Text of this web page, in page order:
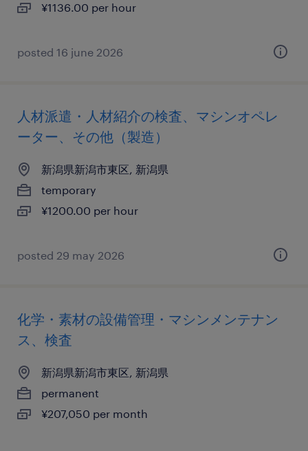
¥1136.00 per hour
posted 16 june 2026
人材派遣・人材紹介の検査、マシンオペレ
ーター、その他（製造）
新潟県新潟市東区, 新潟県
temporary
¥1200.00 per hour
posted 29 may 2026
化学・素材の設備管理・マシンメンテナン
ス、検査
新潟県新潟市東区, 新潟県
permanent
¥207,050 per month